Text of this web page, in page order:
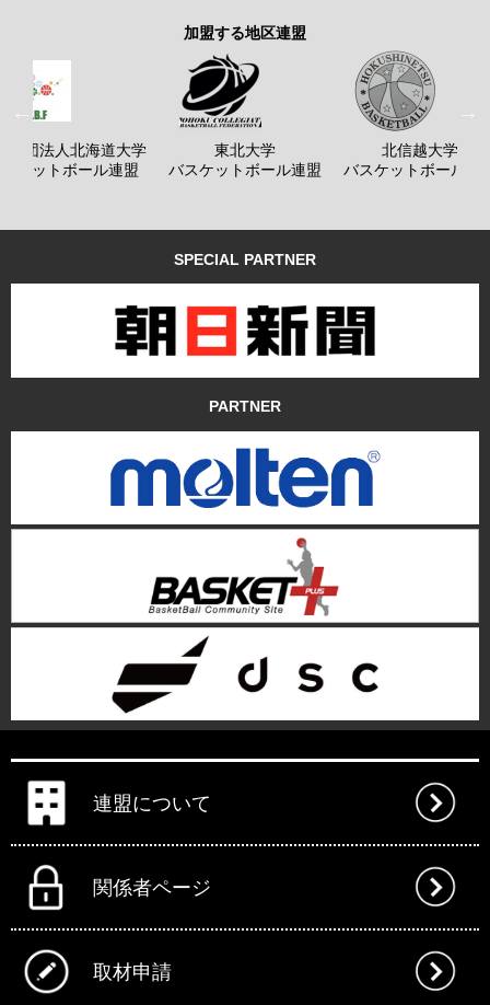
加盟する地区連盟
社団法人北海道大学
ケットボール連盟
東北大学
バスケットボール連盟
北信越大学
バスケットボール連
SPECIAL PARTNER
PARTNER
連盟について
関係者ページ
取材申請